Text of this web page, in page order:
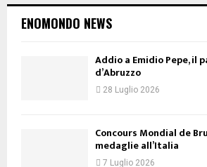
ENOMONDO NEWS
Addio a Emidio Pepe, il
d’Abruzzo
28 Luglio 2026
Concours Mondial de
medaglie all’Italia
7 Luglio 2026